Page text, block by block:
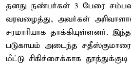
தனது நண்பர்கள் 3 பேரை சம்பவ
வரவழைத்து, அவர்கள்
சரமாரியாக தாக்கியுள்ளனர்.
படுகாயம் அடைந்த
மீட்டு சிகிச்சைக்காக தூத்துக்குடி